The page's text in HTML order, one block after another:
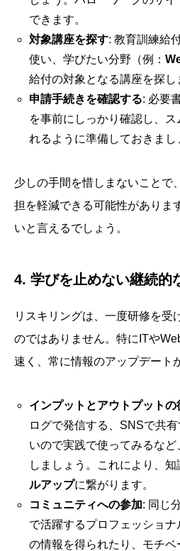
できます。
対象講座を探す: 教育訓練給
使い、学びたい分野（例：
給付の対象となる講座を探し
申請手続きを確認する: 必要
を事前にしっかり確認し、
れるように準備しておきまし
少しの手間を惜しまないことで
担を軽減できる可能性がありま
いと言えるでしょう。
4. 学びを止めない継続的
リスキリングは、一度研修を受
のではありません。特にITや
速く、常に情報のアップデート
インプットとアウトプットの
ログで発信する、SNSで共
いので実践で使ってみるな
しましょう。これにより、
ルアップに繋がります。
コミュニティへの参加: 同じ
で活躍するプロフェッショ
の情報を得られたり、モチベ